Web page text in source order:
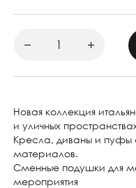
Новая коллекция
и уличных
Кресла, диваны и пуфы
материалов.
Сменные подушки для
мероприятия